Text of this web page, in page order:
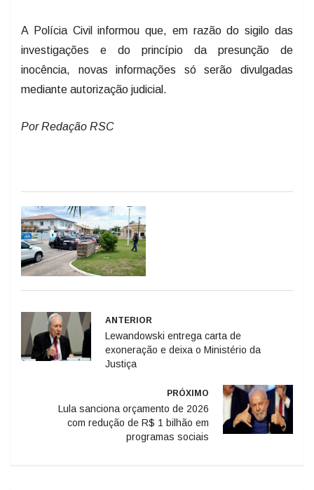
A Polícia Civil informou que, em razão do sigilo das
investigações e do princípio da presunção de
inocência, novas informações só serão divulgadas
mediante autorização judicial.
Por Redação RSC
ANTERIOR
Lewandowski entrega carta de
exoneração e deixa o Ministério da
Justiça
PRÓXIMO
Lula sanciona orçamento de 2026
com redução de R$ 1 bilhão em
programas sociais